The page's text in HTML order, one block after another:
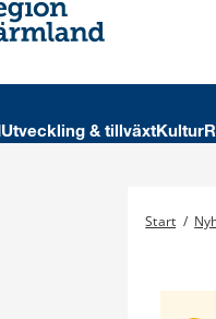
Utveckling & tillväxtKultur
Start /